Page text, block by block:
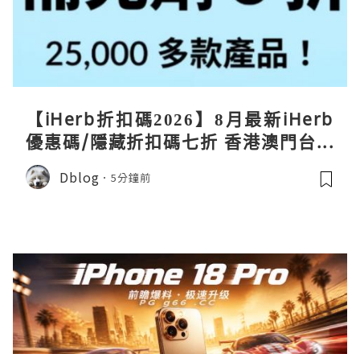
【iHerb折扣碼2026】8月最新iHerb
優惠碼/隱藏折扣碼七折 香港澳門台灣
新加坡iherb code 30％ off
Dblog 5分鐘前